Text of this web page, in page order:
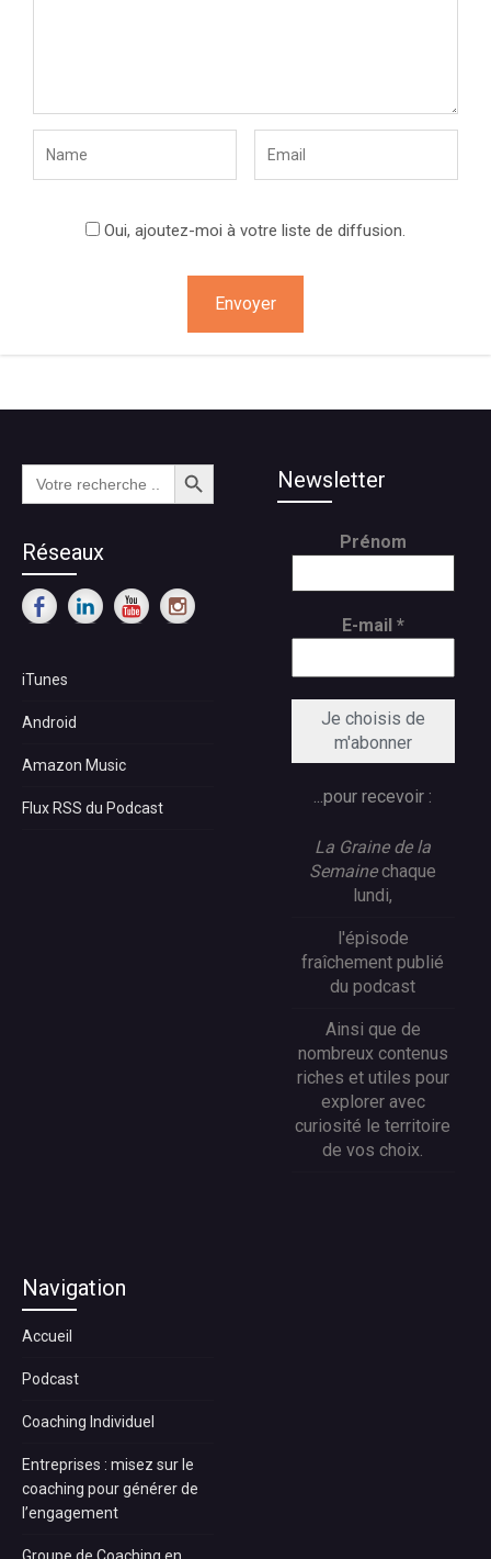
Oui, ajoutez-moi à votre liste de diffusion.
Search
for:
Search Button
Réseaux
iTunes
Android
Amazon Music
Flux RSS du Podcast
Newsletter
Prénom
E-mail *
...pour recevoir :
La Graine de la
Semainechaque
lundi,
l'épisode
fraîchement publié
du podcast
Ainsi que de
nombreux contenus
riches et utiles pour
explorer avec
curiosité le territoire
de vos choix.
Navigation
Accueil
Podcast
Coaching Individuel
Entreprises : misez sur le
coaching pour générer de
l’engagement
Groupe de Coaching en